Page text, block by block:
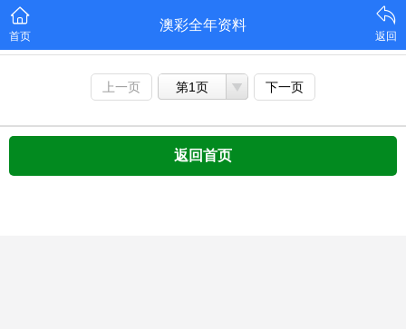
首页
澳彩全年资料
返回
上一页 第1页 下一页
返回首页